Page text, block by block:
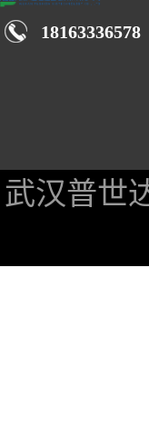
18163336578
武汉普世